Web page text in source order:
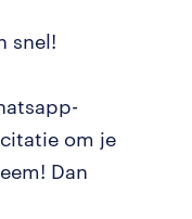
snel!
om je
Dan